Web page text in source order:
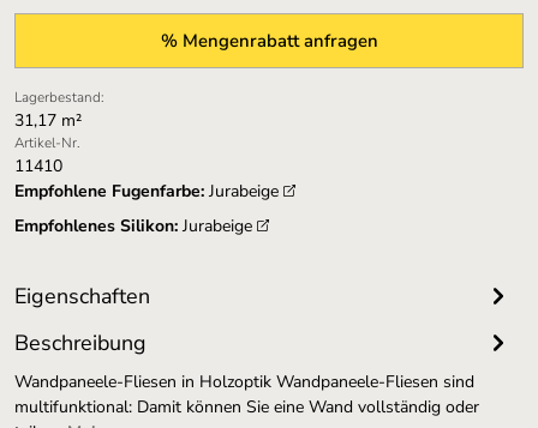
% Mengenrabatt anfragen
Lagerbestand:
31,17 m²
Artikel-Nr.
11410
Empfohlene Fugenfarbe: Jurabeige
Empfohlenes Silikon: Jurabeige
Eigenschaften
Beschreibung
Wandpaneele-Fliesen in Holzoptik Wandpaneele-Fliesen sind
multifunktional: Damit können Sie eine Wand vollständig oder